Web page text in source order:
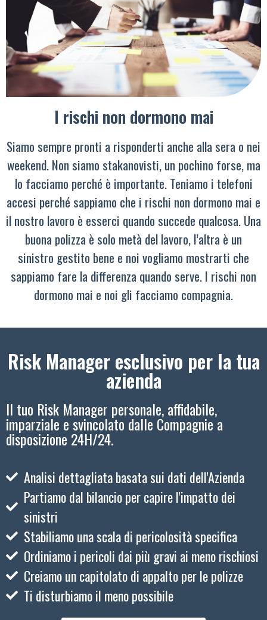
I rischi non dormono mai
Siamo sempre pronti a risponderti anche alla sera o nei
weekend. Non siamo stakanovisti, un pochino forse, ma
lo facciamo perché è importante. Teniamo i telefoni
accesi perché sappiamo che i rischi non dormono mai e
il nostro lavoro è esserci quando succede qualcosa. Una
buona polizza è solo metà del lavoro, l’altra è un
sinistro gestito bene e noi vogliamo mostrarti che
sappiamo fare la differenza quando serve. I rischi non
dormono mai e noi gli facciamo compagnia.
Risk Manager esclusivo per la tua
azienda
Il tuo Risk Manager personale, affidabile,
imparziale e svincolato dalle Compagnie a
disposizione 24H/24.
Analisi dettagliata basata sui dati dell'Azienda
Partiamo dal bilancio per capire l'impatto dei
sinistri
Stabiliamo una scala di pericolosità specifica
Ordiniamo i pericoli dai più gravi ai meno rischiosi
Creiamo un capitolato di appalto per le polizze
Ti disturbiamo il meno possibile